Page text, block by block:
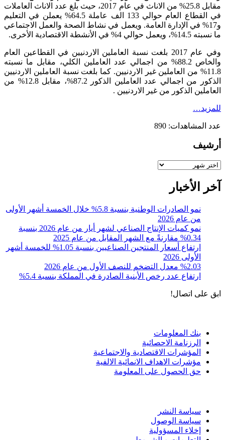
مقابل 25.8% من الاناث في عام 2017، حيث بلغ عدد الاناث العاملات
في القطاع العام حوالي 133 الف عاملة 64.5% يعملن في التعليم
و17% في الإدارة العامة. ويعمل في نشاط الصحة والعمل الاجتماعي
ما نسبته 14.5%، ويعمل حوالي 4% في الأنشطة الاقتصادية الأخرى.
وفي عام 2017 بلغت نسبة العاملين الاردنيين في القطاعين العام
والخاص 88.2% من اجمالي عدد العاملين الكلي، مقابل ما نسبته
11.8% من العاملين غير الاردنيين. كما بلغت نسبة العاملين الاردنيين
الذكور من اجمالي عدد العاملين الذكور 87.2%، مقابل 12.8% من
العاملين الذكور من غير الاردنيين .
للمزيد…
عدد المشاهدات: 890
أرشيف
أرشيف
آخر الأخبار
نمو الصادرات الوطنية بنسبة 5.8% خلال الخمسة أشهر الأولى
من عام 2026
نمو كميات الإنتاج الصناعي لشهر أيار من عام 2026 بنسبة
0.34% مقارنةً مع الشهر المقابل من عام 2025
ارتفاع أسعار المنتجين الصناعيين بنسبة 1.05% للخمسة أشهر
الأولى 2026
%2.03 معدل التضخم للنصف الأول من عام 2026
ارتفاع عدد رخص الأبنية الصادرة في المملكة بنسبة 5.4%
ابق على اتصال!
بنك المعلومات
الرزنامة الاحصائية
المؤشرات الاقتصادية والاجتماعية
مؤشرات الاهداف الانمائية الالفية
حق الحصول على المعلومة
سياسة النشر
سياسة الوصول
إخلاء المسؤولية